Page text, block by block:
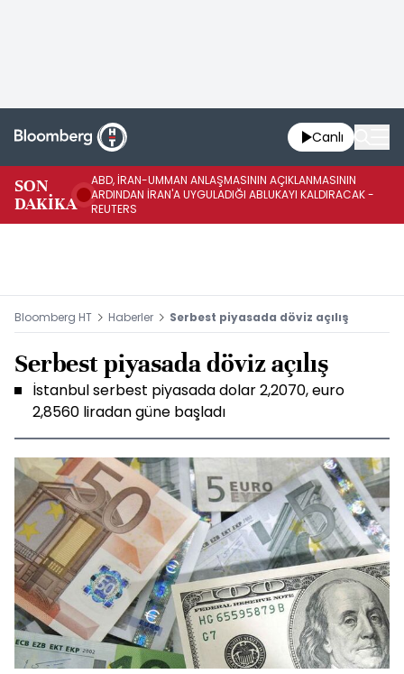
Canlı
SON
DAKİKA
ABD, İRAN-UMMAN ANLAŞMASININ AÇIKLANMASININ
ARDINDAN İRAN'A UYGULADIĞI ABLUKAYI KALDIRACAK -
REUTERS
Bloomberg HT Haberler Serbest piyasada döviz açılış
Serbest piyasada döviz açılış
İstanbul serbest piyasada dolar 2,2070, euro
2,8560 liradan güne başladı